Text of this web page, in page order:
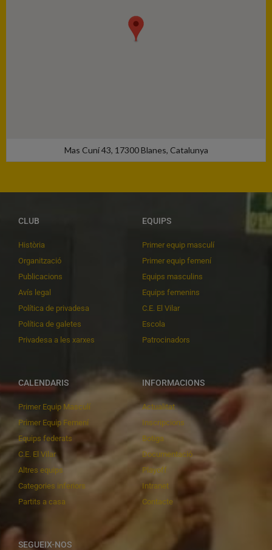
Mas Cuní 43, 17300 Blanes, Catalunya
CLUB
Història
Organització
Publicacions
Avís legal
Política de privadesa
Política de galetes
Privadesa a les xarxes
EQUIPS
Primer equip masculí
Primer equip femení
Equips masculins
Equips femenins
C.E. El Vilar
Escola
Patrocinadors
CALENDARIS
Primer Equip Masculí
Primer Equip Femení
Equips federats
C.E. El Vilar
Altres equips
Categories inferiors
Partits a casa
INFORMACIONS
Actualitat
Inscripcions
Botiga
Documentació
Playoff
Intranet
Contacte
SEGUEIX-NOS